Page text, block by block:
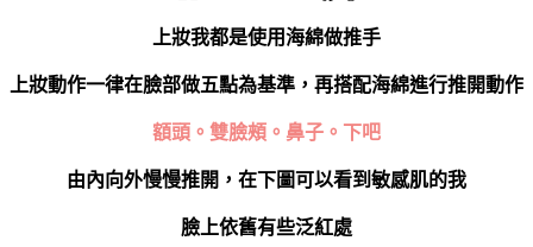
上妝我都是使用海綿做推手
上妝動作一律在臉部做五點為基準，再搭配海綿進行推開動作
額頭。雙臉頰。鼻子。下吧
由內向外慢慢推開，在下圖可以看到敏感肌的我
臉上依舊有些泛紅處